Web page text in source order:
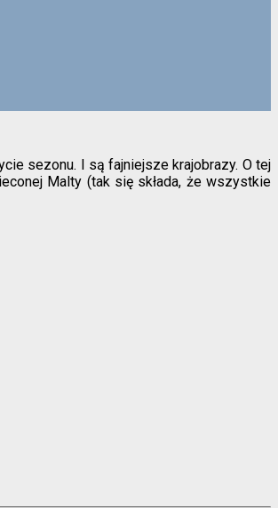
sezonu. I są fajniejsze krajobrazy. O tej
Malty (tak się składa, że wszystkie